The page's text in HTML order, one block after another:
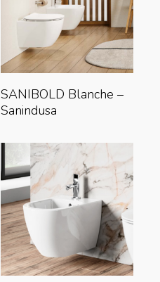
Lire La Suite
SANIBOLD Blanche –
Sanindusa